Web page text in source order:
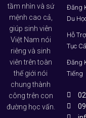
tầm nhìn và sứ
mệnh cao cả,
giúp sinh viên
Việt Nam nói
riêng và sinh
viên trên toàn
thế giới nói
chung thành
công trên con
đường học vấn.
Đăng
Du
Hỗ
Tục
Đăng
Tiếng